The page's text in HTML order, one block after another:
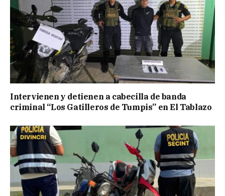
Intervienen y detienen a cabecilla de banda
criminal “Los Gatilleros de Tumpis” en El Tablazo